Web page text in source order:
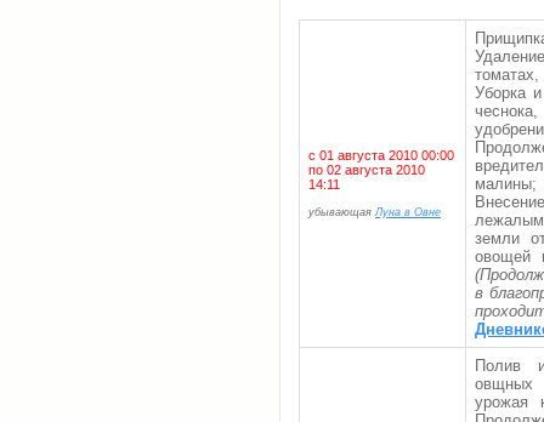
с 01 августа 2010 00:00
по 02 августа 2010
14:11
убывающаяЛуна в Овне
Уборка
малины;
земли
овощей
в
Полив
овщных
урожая